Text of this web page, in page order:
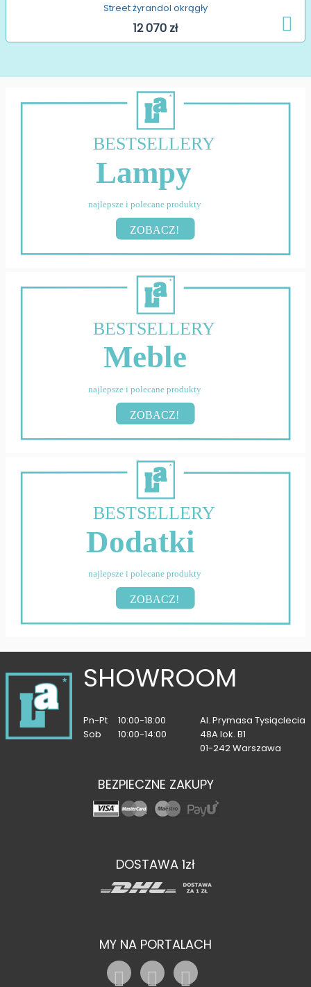
Street żyrandol okrągły
12 070 zł
BESTSELLERY
Lampy
najlepsze i polecane produkty
ZOBACZ!
BESTSELLERY
Meble
najlepsze i polecane produkty
ZOBACZ!
BESTSELLERY
Dodatki
najlepsze i polecane produkty
ZOBACZ!
SHOWROOM
Pn-Pt
10:00-18:00
Sob
10:00-14:00
Al. Prymasa Tysiąclecia
48A lok. B1
01-242 Warszawa
BEZPIECZNE ZAKUPY
DOSTAWA 1zł
MY NA PORTALACH